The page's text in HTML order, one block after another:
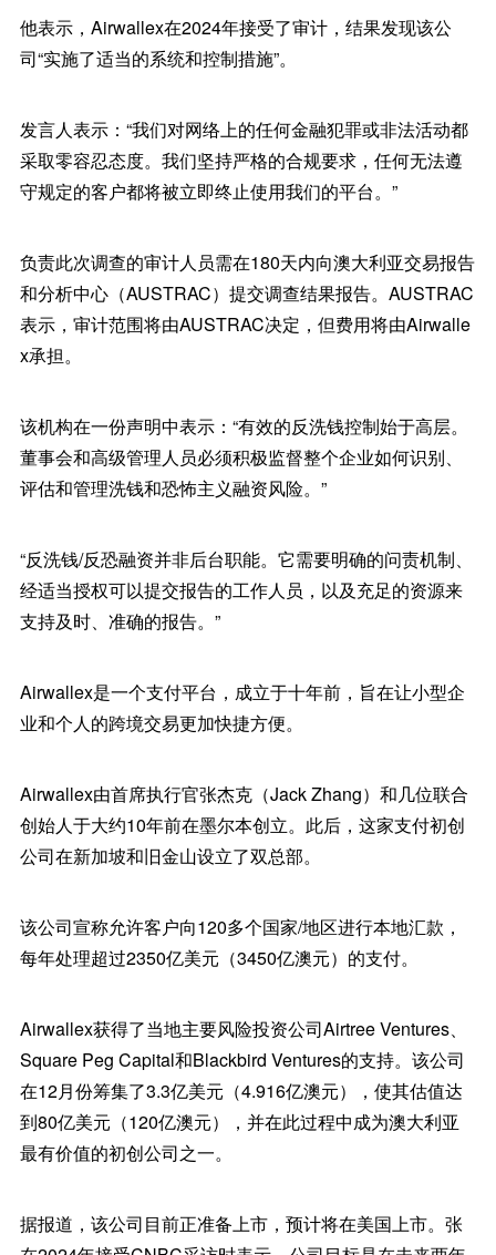
他表示，Airwallex在2024年接受了审计，结果发现该公
司“实施了适当的系统和控制措施”。
发言人表示：“我们对网络上的任何金融犯罪或非法活动都
采取零容忍态度。我们坚持严格的合规要求，任何无法遵
守规定的客户都将被立即终止使用我们的平台。”
负责此次调查的审计人员需在180天内向澳大利亚交易报告
和分析中心（AUSTRAC）提交调查结果报告。AUSTRAC
表示，审计范围将由AUSTRAC决定，但费用将由Airwalle
x承担。
该机构在一份声明中表示：“有效的反洗钱控制始于高层。
董事会和高级管理人员必须积极监督整个企业如何识别、
评估和管理洗钱和恐怖主义融资风险。”
“反洗钱/反恐融资并非后台职能。它需要明确的问责机制、
经适当授权可以提交报告的工作人员，以及充足的资源来
支持及时、准确的报告。”
Airwallex是一个支付平台，成立于十年前，旨在让小型企
业和个人的跨境交易更加快捷方便。
Airwallex由首席执行官张杰克（Jack Zhang）和几位联合
创始人于大约10年前在墨尔本创立。此后，这家支付初创
公司在新加坡和旧金山设立了双总部。
该公司宣称允许客户向120多个国家/地区进行本地汇款，
每年处理超过2350亿美元（3450亿澳元）的支付。
Airwallex获得了当地主要风险投资公司Airtree Ventures、
Square Peg Capital和Blackbird Ventures的支持。该公司
在12月份筹集了3.3亿美元（4.916亿澳元），使其估值达
到80亿美元（120亿澳元），并在此过程中成为澳大利亚
最有价值的初创公司之一。
据报道，该公司目前正准备上市，预计将在美国上市。张